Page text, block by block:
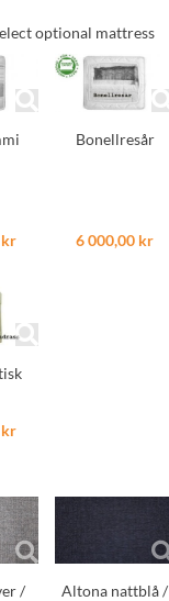
optional mattress
kr
Bonellresår
6 000,00 kr
kr
/
Altona nattblå /